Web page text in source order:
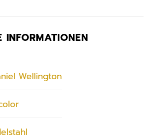
INFORMATIONEN
Wellington